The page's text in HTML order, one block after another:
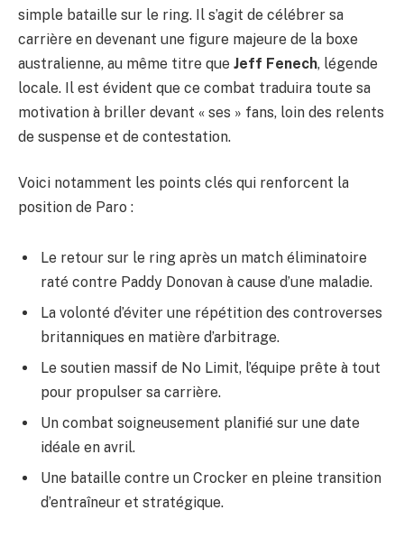
simple bataille sur le ring. Il s’agit de célébrer sa
carrière en devenant une figure majeure de la boxe
australienne, au même titre que Jeff Fenech, légende
locale. Il est évident que ce combat traduira toute sa
motivation à briller devant « ses » fans, loin des relents
de suspense et de contestation.
Voici notamment les points clés qui renforcent la
position de Paro :
Le retour sur le ring après un match éliminatoire
raté contre Paddy Donovan à cause d’une maladie.
La volonté d’éviter une répétition des controverses
britanniques en matière d’arbitrage.
Le soutien massif de No Limit, l’équipe prête à tout
pour propulser sa carrière.
Un combat soigneusement planifié sur une date
idéale en avril.
Une bataille contre un Crocker en pleine transition
d’entraîneur et stratégique.